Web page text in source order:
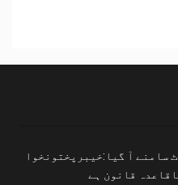
سامنے آ گیا:خیبرپختونخوا
قانون ہے